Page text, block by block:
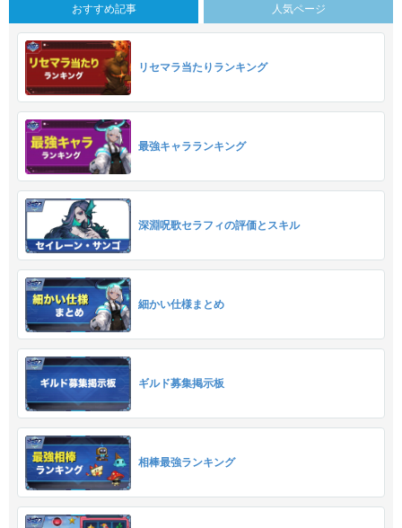
おすすめ記事 人気ページ
リセマラ当たりランキング
最強キャラランキング
深淵呪歌セラフィの評価とスキル
細かい仕様まとめ
ギルド募集掲示板
相棒最強ランキング